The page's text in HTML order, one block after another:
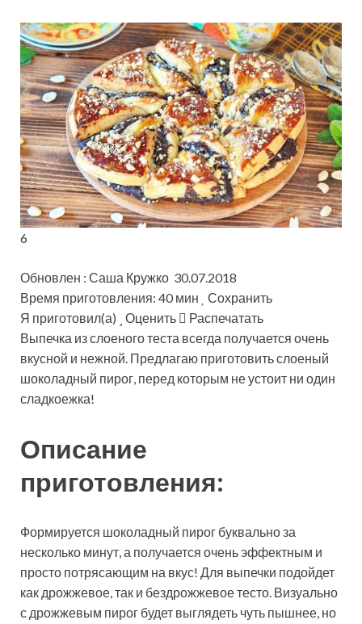
6
Обновлен : Саша Кружко 30.07.2018
Время приготовления: 40 мин
Сохранить
Я приготовил(а)
Оценить
Распечатать
Выпечка из слоеного теста всегда получается очень
вкусной и нежной. Предлагаю приготовить слоеный
шоколадный пирог, перед которым не устоит ни один
сладкоежка!
Описание
приготовления:
Формируется шоколадный пирог буквально за
несколько минут, а получается очень эффектным и
просто потрясающим на вкус! Для выпечки подойдет
как дрожжевое, так и бездрожжевое тесто. Визуально
с дрожжевым пирог будет выглядеть чуть пышнее, но